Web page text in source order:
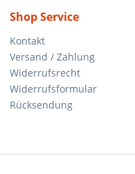
Shop Service
Kontakt
Versand / Zahlung
Widerrufsrecht
Widerrufsformular
Rücksendung